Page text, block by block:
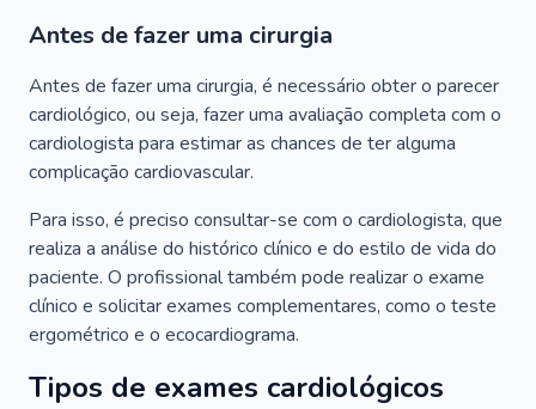
Antes de fazer uma cirurgia
Antes de fazer uma cirurgia, é necessário obter o parecer
cardiológico, ou seja, fazer uma avaliação completa com o
cardiologista para estimar as chances de ter alguma
complicação cardiovascular.
Para isso, é preciso consultar-se com o cardiologista, que
realiza a análise do histórico clínico e do estilo de vida do
paciente. O profissional também pode realizar o exame
clínico e solicitar exames complementares, como o teste
ergométrico e o ecocardiograma.
Tipos de exames cardiológicos